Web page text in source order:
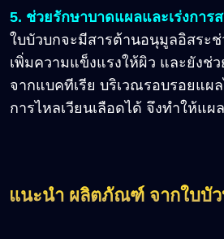
5. ช่วยรักษาบาดแผลและเร่งการ
ใบบัวบกจะมีสารต้านอนุมูลอิสระ
เพิ่มความแข็งแรงให้ผิว และยังช่
จากแบคทีเรีย บริเวณรอบรอยแผ
การไหลเวียนเลือดได้ จึงทำให้แผ
แนะนำ ผลิตภัณฑ์ จากใบบั